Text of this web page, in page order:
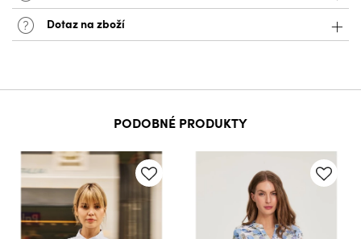
Dotaz na zboží
PODOBNÉ PRODUKTY